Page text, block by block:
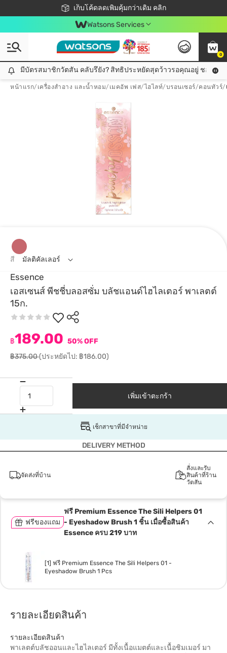
เก็บโค้ดลดเพิ่มคุ้มกว่าเดิม คลิก
ชอปออนไลน์ครั้งแรก ลดเพิ่มจุก ๆ 10%! 🎉
📦ส่งฟรี! เมื่อชอป 499฿
สมาชิกวัตสัน คลับดียังไง?
Watsons Services
0
มีบัตรสมาชิกวัตสัน คลับรึยัง? สิทธิประหยัดสุดว้าวรอคุณอยู่ ชอปคุ้มกว่าเดิม คลิก!
มีบัตรสมาชิกวัตสัน คลับรึยัง? สิทธิประหยัดสุดว้าวรอคุณอยู่ ชอปคุ้มก
หน้าแรก/ เครื่องสำอาง และน้ำหอม/ เมคอัพ เฟส/ไฮไลท์/บรอนเซอร์/คอนทัวร์/
Essence
เอสเซนส์ พีชชี่บลอสซั่ม บลัชแอนด์ไฮไลเตอร์ พาเลตต์
15ก.
฿189.00 50% OFF
฿375.00(ประหยัดไป: ฿186.00)
สี มัลติคัลเลอร์
เพิ่มเข้าตะกร้า
เช็กสาขาที่มีจำหน่าย
DELIVERY METHOD
จัดส่งที่บ้าน
สั่งและรับ
สินค้าที่ร้าน
วัตสัน
ฟรีของแถม
ฟรี Premium Essence The Sili Helpers 01
- Eyeshadow Brush 1 ชิ้น เมื่อซื้อสินค้า
Essence ครบ 219 บาท
[1] ฟรี Premium Essence The Sili Helpers 01 -
Eyeshadow Brush 1 Pcs
รายละเอียดสินค้า
รายละเอียดสินค้า
พาเลตต์บลัชออนและไฮไลเตอร์ มีทั้งเนื้อแมตต์และเนื้อชิมเมอร์ มา